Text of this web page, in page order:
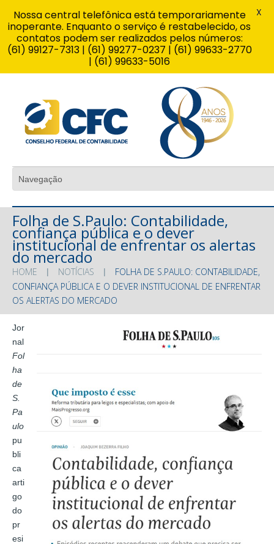
Folha de S.Paulo: Contabilidade,
confiança pública e o dever
institucional de enfrentar os alertas
do mercado
HOME NOTÍCIAS
FOLHA DE S.PAULO: CONTABILIDADE,
CONFIANÇA PÚBLICA E O DEVER INSTITUCIONAL DE ENFRENTAR
OS ALERTAS DO MERCADO
Jor
nal
Fol
ha
de
S.
Pa
ulo
pu
bli
ca
arti
go
do
pr
esi
Nossa central telefônica está temporariamente
inoperante. Enquanto o serviço é restabelecido, os
contatos podem ser realizados pelos números:
(61) 99127-7313 | (61) 99277-0237 | (61) 99633-2770
| (61) 99633-5016
X